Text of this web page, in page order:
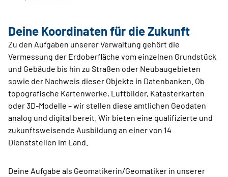
Deine Koordinaten für die Zukunft
Zu den Aufgaben unserer Verwaltung gehört die
Vermessung der Erdoberfläche vom einzelnen Grundstück
und Gebäude bis hin zu Straßen oder Neubaugebieten
sowie der Nachweis dieser Objekte in Datenbanken. Ob
topografische Kartenwerke, Luftbilder, Katasterkarten
oder 3D-Modelle – wir stellen diese amtlichen Geodaten
analog und digital bereit. Wir bieten eine qualifizierte und
zukunftsweisende Ausbildung an einer von 14
Dienststellen im Land.
Deine Aufgabe als Geomatikerin/Geomatiker in unserer